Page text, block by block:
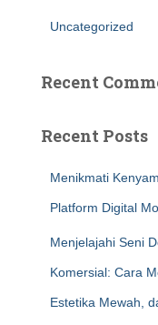
Uncategorized
Recent
Recent Posts
Menikmati
Platform Digital
Menjelajahi Seni
Komersial: Cara
Estetika Mewah,